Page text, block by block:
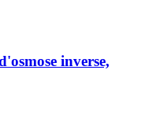
inverse,